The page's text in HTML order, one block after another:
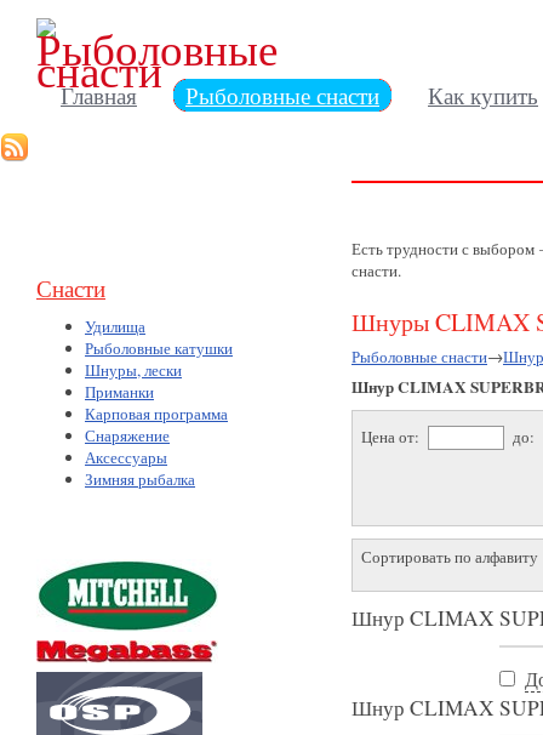
Главная Рыболовные снасти Как купить
Снасти
Удилища
Рыболовные катушки
Шнуры, лески
Приманки
Карповая программа
Снаряжение
Аксессуары
Зимняя рыбалка
Есть трудности с
снасти.
Шнуры CLIMAX
Рыболовные снасти→
Шнур CLIMAX
Цена от: до:
Сортировать по алфавиту
Шнур CLIMAX
Шнур CLIMAX